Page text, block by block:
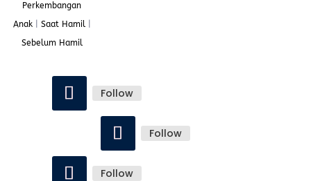
Perkembangan
Anak| Saat Hamil|
Sebelum Hamil
Follow
Follow
Follow